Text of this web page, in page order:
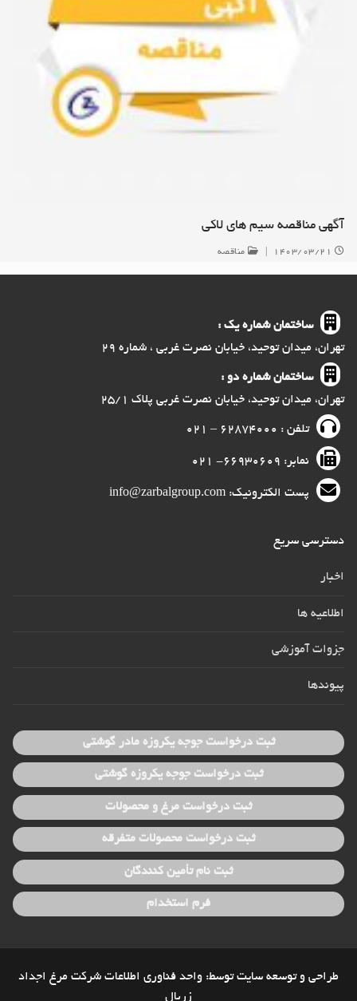
آگهی مناقصه سیم های لاکی
۱۴۰۳/۰۳/۲۱ مناقصه
ساختمان شماره یک :
تهران، میدان توحید، خیابان نصرت غربی ، شماره ۲۹
ساختمان شماره دو :
تهران، میدان توحید، خیابان نصرت غربی پلاک ۲۵/۱
تلفن : ۶۲۸۷۴۰۰۰ – ۰۲۱
نمابر: ۶۶۹۳۰۶۰۹- ۰۲۱
پست الکترونیک: info@zarbalgroup.com
دسترسی سریع
اخبار
اطلاعیه ها
جزوات آموزشی
پیوندها
ثبت درخواست جوجه یکروزه مادر گوشتی
ثبت درخواست جوجه یکروزه گوشتی
ثبت درخواست مرغ و محصولات
ثبت درخواست محصولات متفرقه
ثبت نام تأمین کنندگان
فرم استخدام
طراحی و توسعه سایت توسط: واحد فناوری اطلاعات شرکت مرغ اجداد
زربال